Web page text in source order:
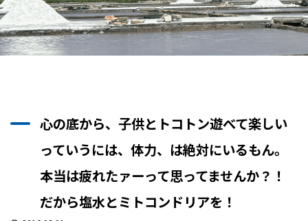
心の底から、子供とトコトン遊べて楽しい
っていうには、体力、は絶対にいるもん。
本当は疲れたァーって思ってませんか？！
だから塩水とミトコンドリアを！